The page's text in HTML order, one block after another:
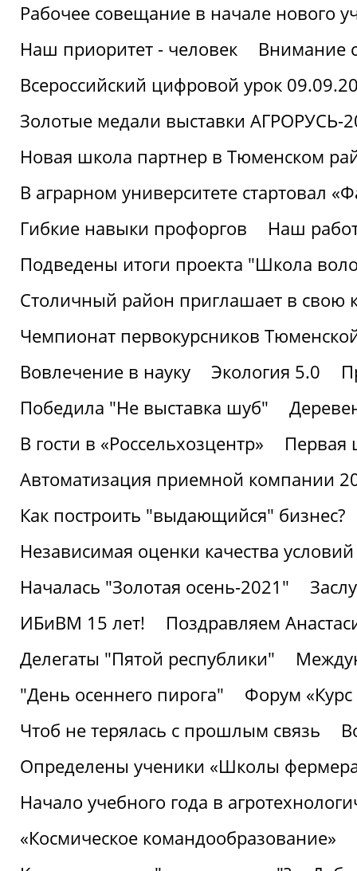
Рабочее совещание в начале нового
Наш приоритет - человек
Внимание
Всероссийский цифровой урок
Золотые медали выставки АГРОРУСЬ-
Новая школа партнер в Тюменском
В аграрном университете стартовал
Гибкие навыки профоргов
Наш
Подведены итоги проекта "Школа
Столичный район приглашает в свою
Чемпионат первокурсников
Вовлечение в науку
Экология 5.0
Победила "Не выставка шуб"
В гости в «Россельхозцентр»
Первая
Автоматизация приемной компании
Как построить "выдающийся" бизнес?
Независимая оценки качества
Началась "Золотая осень-2021"
ИБиВМ 15 лет!
Поздравляем
Делегаты "Пятой республики"
"День осеннего пирога"
Форум «Курс
Чтоб не терялась с прошлым связь
Определены ученики «Школы
Начало учебного года в
«Космическое командообразование»